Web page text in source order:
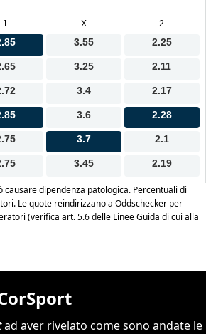
ad aver rivelato come sono andate le